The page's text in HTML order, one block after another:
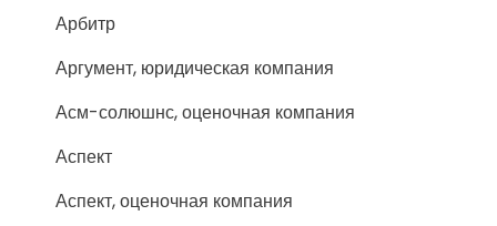
Арбитр
Аргумент, юридическая компания
Асм-солюшнс, оценочная компания
Аспект
Аспект, оценочная компания